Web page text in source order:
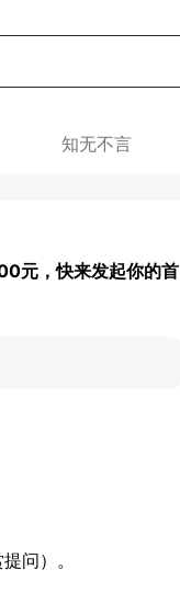
知无不言
元，快来发起你的首
问）。